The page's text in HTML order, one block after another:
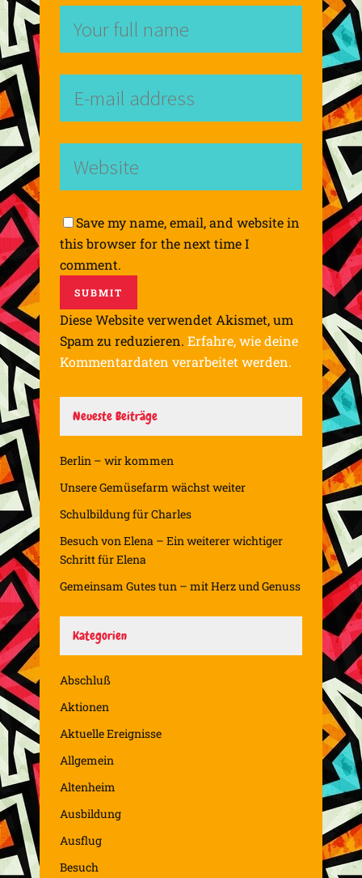
Save my name, email, and website in
this browser for the next time I
comment.
Diese Website verwendet Akismet, um
Spam zu reduzieren. Erfahre, wie deine
Kommentardaten verarbeitet werden.
Neueste Beiträge
Berlin – wir kommen
Unsere Gemüsefarm wächst weiter
Schulbildung für Charles
Besuch von Elena – Ein weiterer wichtiger
Schritt für Elena
Gemeinsam Gutes tun – mit Herz und Genuss
Kategorien
Abschluß
Aktionen
Aktuelle Ereignisse
Allgemein
Altenheim
Ausbildung
Ausflug
Besuch